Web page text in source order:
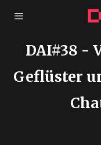
DAI#38 -
Geflüster